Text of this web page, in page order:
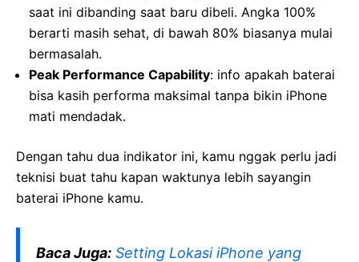
saat ini dibanding saat baru dibeli. Angka 100%
berarti masih sehat, di bawah 80% biasanya mulai
bermasalah.
Peak Performance Capability: info apakah baterai
bisa kasih performa maksimal tanpa bikin iPhone
mati mendadak.
Dengan tahu dua indikator ini, kamu nggak perlu jadi
teknisi buat tahu kapan waktunya lebih sayangin
baterai iPhone kamu.
Baca Juga: Setting Lokasi iPhone yang